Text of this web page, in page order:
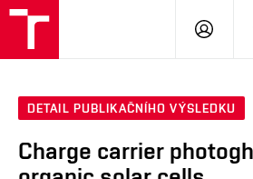
DETAIL PUBLIKAČNÍHO VÝSLEDKU
Charge carrier